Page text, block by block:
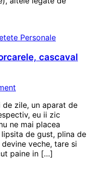
Personale
cascaval
zile, un aparat de
eu ii zic
ne mai placea
de gust, plina de
veche, tare si
paine in […]